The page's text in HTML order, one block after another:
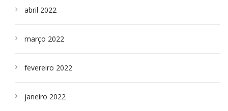
abril 2022
março 2022
fevereiro 2022
janeiro 2022